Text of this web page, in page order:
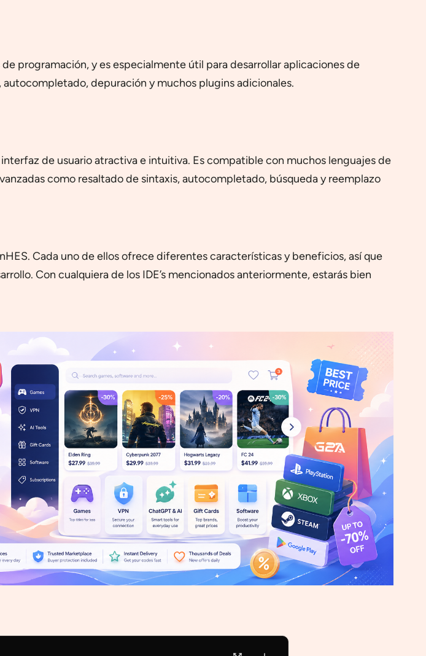
programación, y es especialmente útil para desarrollar aplicaciones de
depuración y muchos plugins adicionales.
de usuario atractiva e intuitiva. Es compatible con muchos lenguajes de
como resaltado de sintaxis, autocompletado, búsqueda y reemplazo
Cada uno de ellos ofrece diferentes características y beneficios, así que
Con cualquiera de los IDE’s mencionados anteriormente, estarás bien